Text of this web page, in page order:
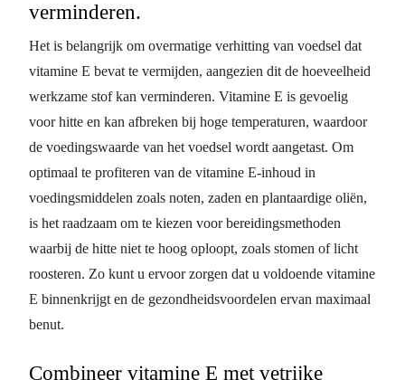
verminderen.
Het is belangrijk om overmatige verhitting van voedsel dat
vitamine E bevat te vermijden, aangezien dit de hoeveelheid
werkzame stof kan verminderen. Vitamine E is gevoelig
voor hitte en kan afbreken bij hoge temperaturen, waardoor
de voedingswaarde van het voedsel wordt aangetast. Om
optimaal te profiteren van de vitamine E-inhoud in
voedingsmiddelen zoals noten, zaden en plantaardige oliën,
is het raadzaam om te kiezen voor bereidingsmethoden
waarbij de hitte niet te hoog oploopt, zoals stomen of licht
roosteren. Zo kunt u ervoor zorgen dat u voldoende vitamine
E binnenkrijgt en de gezondheidsvoordelen ervan maximaal
benut.
Combineer vitamine E met vetrijke